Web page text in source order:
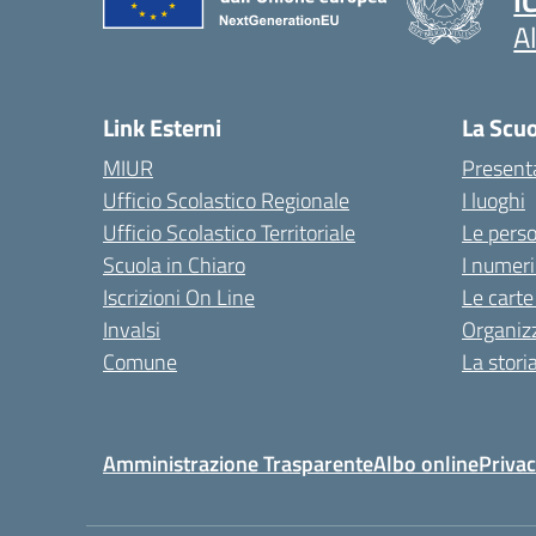
Link Esterni
MIUR
Ufficio Scolastico Regionale
Ufficio Scolastico Territoriale
Scuola in Chiaro
Iscrizioni On Line
Invalsi
Comune
La
I luoghi
Le
I
Le
La
Amministrazione TrasparenteAlbo online